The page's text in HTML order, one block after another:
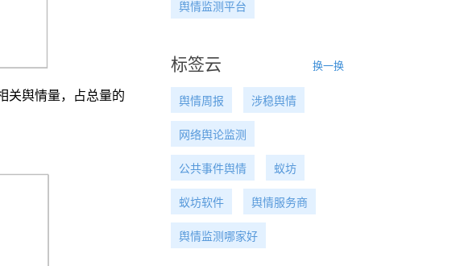
关舆情量，占总量的
舆情监测平台
标签云 换一换
舆情周报 涉稳舆情
网络舆论监测
公共事件舆情 蚁坊
蚁坊软件 舆情服务商
舆情监测哪家好